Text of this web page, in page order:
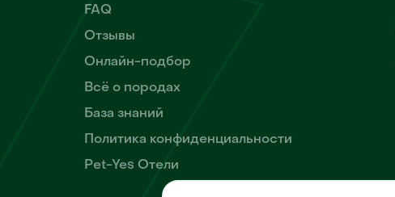
FAQ
Отзывы
Онлайн-подбор
Всё о породах
База знаний
Политика конфиденциальности
Pet-Yes Отели